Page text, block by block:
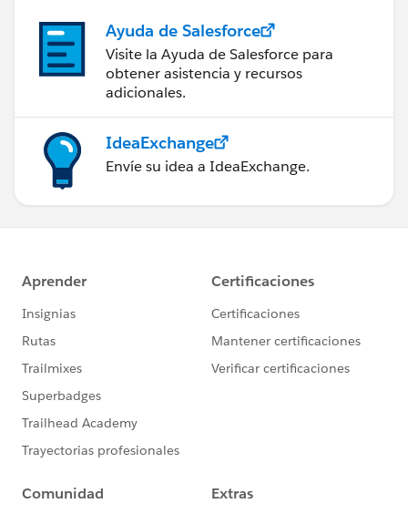
Ayuda de Salesforce
Visite la Ayuda de Salesforce para
obtener asistencia y recursos
adicionales.
IdeaExchange
Envíe su idea a IdeaExchange.